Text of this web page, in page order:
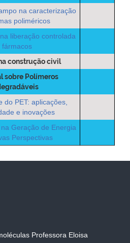
na caracterização
poliméricos
liberação controlada
fármacos
construção civil
sobre Polímeros
do PET: aplicações,
e inovações
Geração de Energia
Perspectivas
Professora Eloisa